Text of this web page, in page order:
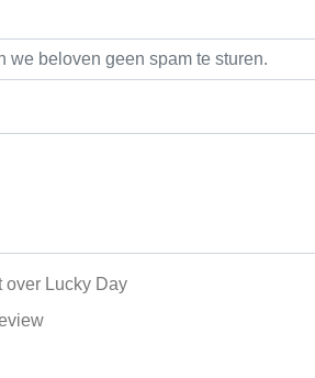
over Lucky Day